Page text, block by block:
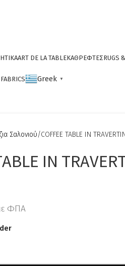
ART DE LA TABLEΚΑΘΡΕΦΤΕΣRUGS
Greek ▼
Σαλονιού COFFEE TABLE IN
IN
ΦΠΑ